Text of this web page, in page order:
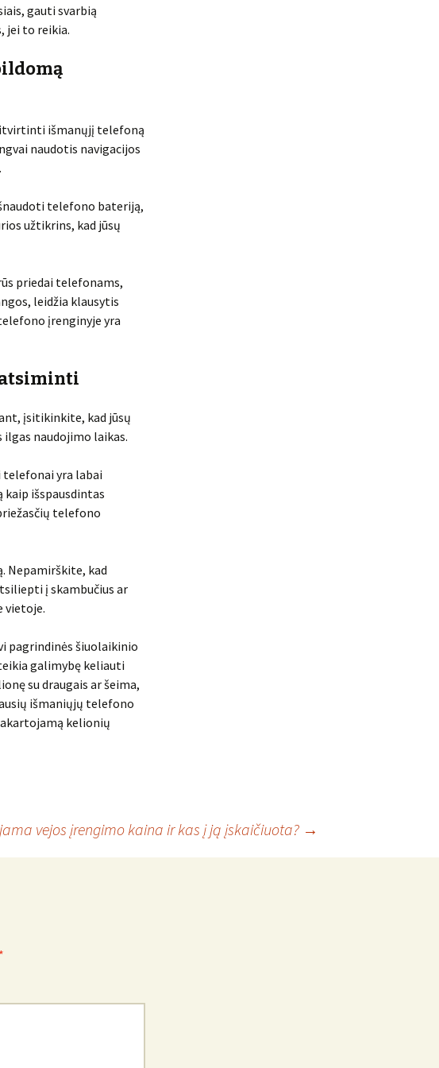
gauti svarbią
jei to reikia.
išmanųjį telefoną
naudotis navigacijos
telefono bateriją,
užtikrins, kad jūsų
priedai telefonams,
leidžia klausytis
įrenginyje yra
įsitikinkite, kad jūsų
naudojimo laikas.
telefonai yra labai
išspausdintas
telefono
Nepamirškite, kad
į skambučius ar
vietoje.
pagrindinės šiuolaikinio
galimybę keliauti
su draugais ar šeima,
išmaniųjų telefono
kelionių
vejos įrengimo kaina ir kas į ją įskaičiuota? →
*